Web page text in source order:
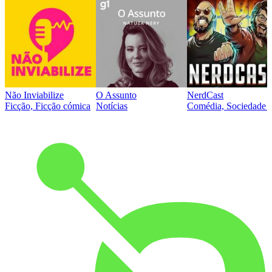
Não Inviabilize
Ficção, Ficção cómica
O Assunto
Notícias
NerdCast
Comédia, Sociedade